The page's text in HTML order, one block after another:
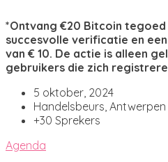
*Ontvang €20 Bitcoin
succesvolle verificatie en
van € 10. De actie is alleen
gebruikers die zich
5 oktober, 2024
Handelsbeurs, Antwerpen
+30 Sprekers
Agenda